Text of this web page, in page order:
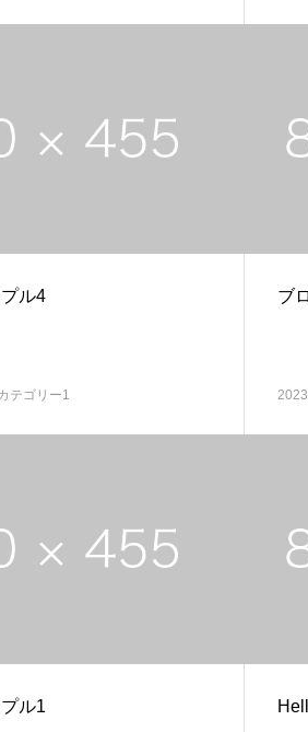
ル4
テゴリー1
ブ
ル1